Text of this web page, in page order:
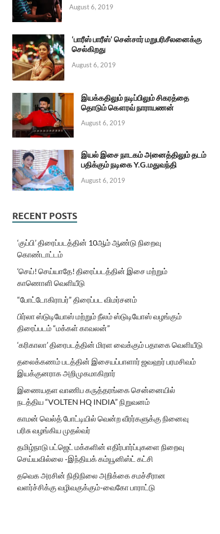
August 6, 2019
‘பாரீஸ் பாரீஸ்’ சென்சார் மறுபரிசீலனைக்கு
செல்கிறது
August 6, 2019
இயக்கதிலும் நடிப்பிலும் சிகரத்தை
தொடும் கௌரவ் நாராயணன்
August 6, 2019
இயல் இசை நாடகம் அனைத்திலும் தடம்
பதிக்கும் நடிகை Y.G.மதுவந்தி
August 6, 2019
RECENT POSTS
‘குப்பி’ திரைப்படத்தின் 10ஆம் ஆண்டு நிறைவு
கொண்டாட்டம்
‘செய்! செய்யாதே! திரைப்படத்தின் இசை மற்றும்
காணொளி வெளியீடு
“போட்டோகிராபர்” திரைப்பட விமர்சனம்
பிர்லா ஸ்டுடியோஸ் மற்றும் நீலம் ஸ்டுடியோஸ் வழங்கும்
திரைப்படம் “மக்கள் காவலன்”
‘கரிகாலா’ திரைபடத்தின் மிரள வைக்கும் பதாகை வெளியீடு
தலைக்கணம் படத்தின் இசையப்பாளார் ஜவஹர் பரமசிவம்
இயக்குனராக அறிமுகமாகிறார்
இணையதள வாணிப கருத்தரங்கை சென்னையில்
நடத்திய “VOLTEN HQ INDIA” நிறுவனம்
காமன் வெல்த் போட்டியில் வென்ற வீரர்களுக்கு நினைவு
பரிசு வழங்கிய முதல்வர்
தமிழ்நாடு பட்ஜெட் மக்களின் எதிர்பார்ப்புகளை நிறைவு
செய்யவில்லை -இந்தியக் கம்யூனிஸ்ட் கட்சி
தவெக அரசின் நிதிநிலை அறிக்கை சமச்சீரான
வளர்ச்சிக்கு வழிவகுக்கும்-வைகோ பாராட்டு